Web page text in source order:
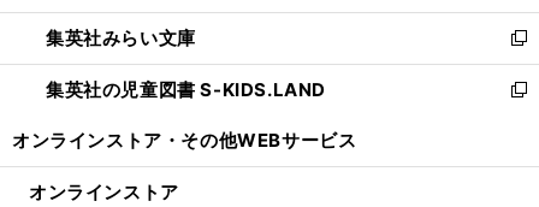
開
く
ウ
で
開
く
ン
ド
ウ
で
ウ
ィ
ン
ド
開
集英社みらい文庫
新
し
い
ン
集英社の児童図書 S-KIDS.LAND
新
ウ
オンラインストア・ その他WEBサービス
オンラインストア